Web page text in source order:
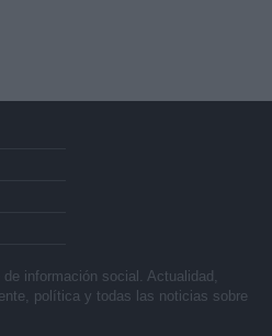
información social. Actualidad,
política y todas las noticias sobre